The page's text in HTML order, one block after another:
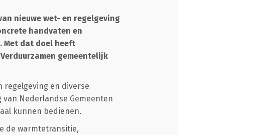
nieuwe wet- en regelgeving
handvaten en
Met dat doel heeft
gemeentelijk
regelgeving en diverse
Nederlandse Gemeenten
kunnen bedienen.
de warmtetransitie,